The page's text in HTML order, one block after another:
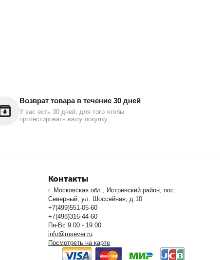
Возврат товара в течение 30 дней
У вас есть 30 дней, для того чтобы
протестировать вашу покупку
Контакты
г. Московская обл., Истринский район, пос.
Северный, ул. Шоссейная, д.10
+7(499)551-05-60
+7(498)316-44-60
Пн-Вс 9.00 - 19.00
info@msever.ru
Посмотреть на карте